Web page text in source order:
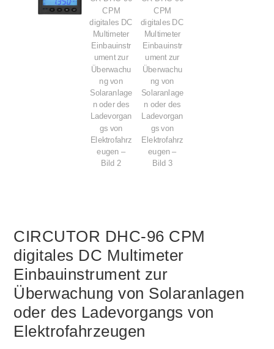
CIRCUTOR DHC-96 CPM
digitales DC Multimeter
Einbauinstrument zur
Überwachung von Solaranlagen
oder des Ladevorgangs von
Elektrofahrzeugen